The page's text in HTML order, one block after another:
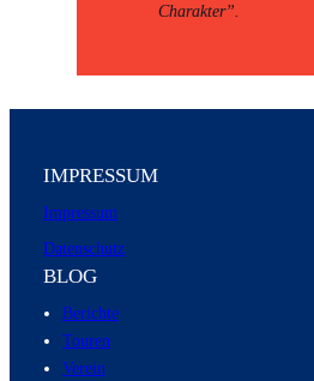
Charakter”.
IMPRESSUM
Impressum
Datenschutz
BLOG
Berichte
Touren
Verein